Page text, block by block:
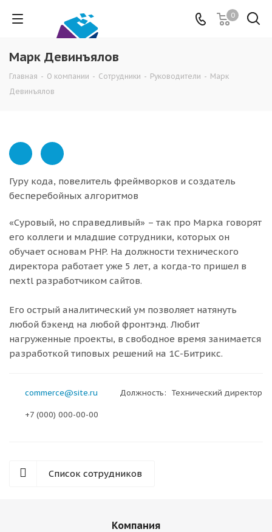
0
Марк Девинъялов
Главная - О компании - Сотрудники - Руководители - Марк
Девинъялов
Гуру кода, повелитель фреймворков и создатель
бесперебойных алгоритмов
«Суровый, но справедливый» – так про Марка говорят
его коллеги и младшие сотрудники, которых он
обучает основам PHP. На должности технического
директора работает уже 5 лет, а когда-то пришел в
nextl разработчиком сайтов.
Его острый аналитический ум позволяет натянуть
любой бэкенд на любой фронтэнд. Любит
нагруженные проекты, в свободное время занимается
разработкой типовых решений на 1С-Битрикс.
commerce@site.ru Должность: Технический директор
+7 (000) 000-00-00
Список сотрудников
Компания